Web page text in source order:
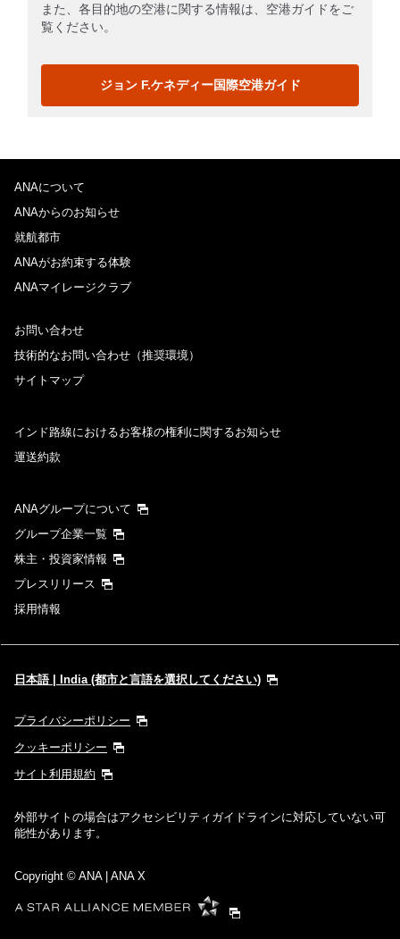
また、各目的地の空港に関する情報は、空港ガイドをご
覧ください。
ジョン F.ケネディー国際空港ガイド
ANAについて
ANAからのお知らせ
就航都市
ANAがお約束する体験
ANAマイレージクラブ
お問い合わせ
技術的なお問い合わせ（推奨環境）
サイトマップ
インド路線におけるお客様の権利に関するお知らせ
運送約款
ANAグループについて
グループ企業一覧
株主・投資家情報
プレスリリース
採用情報
日本語 | India (都市と言語を選択してください)
プライバシーポリシー
クッキーポリシー
サイト利用規約
外部サイトの場合はアクセシビリティガイドラインに対応していない可
能性があります。
Copyright © ANA | ANA X